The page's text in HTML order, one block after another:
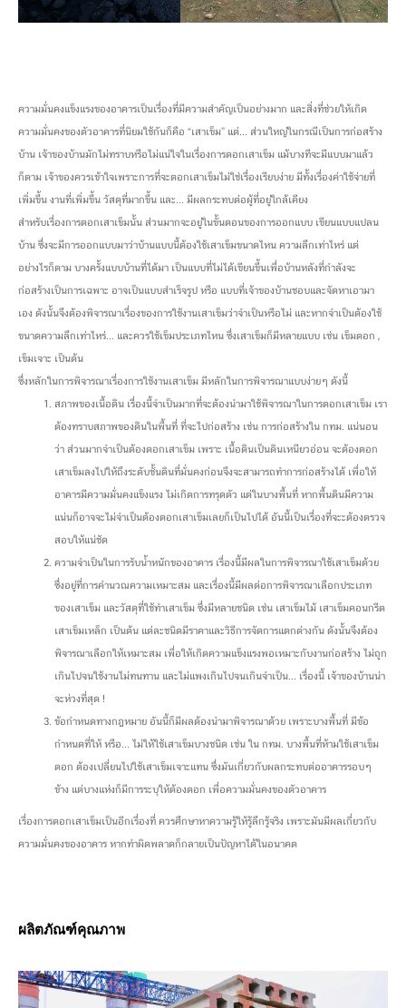
ความมั่นคงแข็งแรงของอาคารเป็นเรื่องที่มีความสำคัญเป็นอย่างมาก และสิ่งที่ช่วยให้เกิด
ความมั่นคงของตัวอาคารที่นิยมใช้กันก็คือ “เสาเข็ม” แต่... ส่วนใหญ่ในกรณีเป็นการก่อสร้าง
บ้าน เจ้าของบ้านมักไม่ทราบหรือไม่แน่ใจในเรื่องการตอกเสาเข็ม แม้บางทีจะมีแบบมาแล้ว
ก็ตาม เจ้าของควรเข้าใจเพราะการที่จะตอกเสาเข็มไม่ใช่เรื่องเรียบง่าย มีทั้งเรื่องค่าใช้จ่ายที่
เพิ่มขึ้น งานที่เพิ่มขึ้น วัสดุที่มากขึ้น และ... มีผลกระทบต่อผู้ที่อยู่ใกล้เคียง
สำหรับเรื่องการตอกเสาเข็มนั้น ส่วนมากจะอยู่ในขั้นตอนของการออกแบบ เขียนแบบแปลน
บ้าน ซึ่งจะมีการออกแบบมาว่าบ้านแบบนี้ต้องใช้เสาเข็มขนาดไหน ความลึกเท่าไหร่ แต่
อย่างไรก็ตาม บางครั้งแบบบ้านที่ได้มา เป็นแบบที่ไม่ได้เขียนขึ้นเพื่อบ้านหลังที่กำลังจะ
ก่อสร้างเป็นการเฉพาะ อาจเป็นแบบสำเร็จรูป หรือ แบบที่เจ้าของบ้านชอบและจัดหาเอามา
เอง ดังนั้นจึงต้องพิจารณาเรื่องของการใช้งานเสาเข็มว่าจำเป็นหรือไม่ และหากจำเป็นต้องใช้
ขนาดความลึกเท่าไหร่... และควรใช้เข็มประเภทไหน ซึ่งเสาเข็มก็มีหลายแบบ เช่น เข็มตอก ,
เข็มเจาะ เป็นต้น
ซึ่งหลักในการพิจารณาเรื่องการใช้งานเสาเข็ม มีหลักในการพิจารณาแบบง่ายๆ ดังนี้
สภาพของเนื้อดิน เรื่องนี้จำเป็นมากที่จะต้องนำมาใช้พิจารณาในการตอกเสาเข็ม เรา
ต้องทราบสภาพของดินในพื้นที่ ที่จะไปก่อสร้าง เช่น การก่อสร้างใน กทม. แน่นอน
ว่า ส่วนมากจำเป็นต้องตอกเสาเข็ม เพราะ เนื้อดินเป็นดินเหนียวอ่อน จะต้องตอก
เสาเข็มลงไปให้ถึงระดับชั้นดินที่มั่นคงก่อนจึงจะสามารถทำการก่อสร้างได้ เพื่อให้
อาคารมีความมั่นคงแข็งแรง ไม่เกิดการทรุดตัว แต่ในบางพื้นที่ หากพื้นดินมีความ
แน่นก็อาจจะไม่จำเป็นต้องตอกเสาเข็มเลยก็เป็นไปได้ อันนี้เป็นเรื่องที่จะะต้องตรวจ
สอบให้แน่ชัด
ความจำเป็นในการรับน้ำหนักของอาคาร เรื่องนี้มีผลในการพิจารณาใช้เสาเข็มด้วย
ซึ่งอยู่ที่การคำนวณความเหมาะสม และเรื่องนี้มีผลต่อการพิจารณาเลือกประเภท
ของเสาเข็ม และวัสดุที่ใช้ทำเสาเข็ม ซึ่งมีหลายชนิด เช่น เสาเข็มไม้ เสาเข็มคอนกรีต
เสาเข็มเหล็ก เป็นต้น แต่ละชนิดมีราคาและวิธีการจัดการแตกต่างกัน ดังนั้นจึงต้อง
พิจารณาเลือกให้เหมาะสม เพื่อให้เกิดความแข็งแรงพอเหมาะกับงานก่อสร้าง ไม่ถูก
เกินไปจนใช้งานไม่ทนทาน และไม่แพงเกินไปจนเกินจำเป็น... เรื่องนี้ เจ้าของบ้านน่า
จะห่วงที่สุด !
ข้อกำหนดทางกฎหมาย อันนี้ก็มีผลต้องนำมาพิจารณาด้วย เพราะบางพื้นที่ มีข้อ
กำหนดที่ให้ หรือ... ไม่ให้ใช้เสาเข็มบางชนิด เช่น ใน กทม. บางพื้นที่ห้ามใช้เสาเข็ม
ตอก ต้องเปลี่ยนไปใช้เสาเข็มเจาะแทน ซึ่งมันเกี่ยวกับผลกระทบต่ออาคารรอบๆ
ข้าง แต่บางแห่งก็มีการระบุให้ต้องตอก เพื่อความมั่นคงของตัวอาคาร
เรื่องการตอกเสาเข็มเป็นอีกเรื่องที่ ควรศึกษาหาความรู้ให้รู้ลึกรู้จริง เพราะมันมีผลเกี่ยวกับ
ความมั่นคงของอาคาร หากทำผิดพลาดก็กลายเป็นปัญหาได้ในอนาคต
ผลิตภัณฑ์คุณภาพ